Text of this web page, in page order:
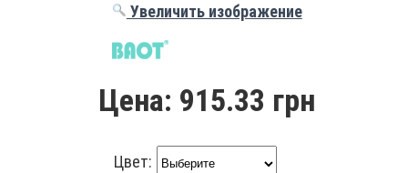
Увеличить изображение
Цена: 915.33 грн
Цвет: